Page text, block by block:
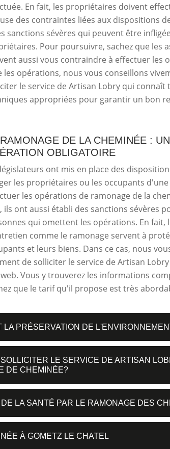
En fait, les propriétaires doivent
des contraintes liées aux dispositions
sanctions sévères qui peuvent être
Pour poursuivre, sachez que les
aussi vous contraindre à effectuer les
les opérations, nous vous conseillons
le service de Artisan Lobry qui connaît
appropriées pour garantir un bon
DE LA CHEMINÉE :
OBLIGATOIRE
ont mis en place des
les propriétaires ou les occupants
les opérations de ramonage de la
ils ont aussi établi des sanctions sévères
qui omettent les opérations. En fait,
comme le ramonage servent à
et leurs biens. Dans ce cas, nous
de solliciter le service de Artisan
Vous y trouverez les informations
que le tarif qu'il propose est très
LA PRÉSERVATION DE
LE SERVICE DE ARTISAN
DE CHEMINÉE?
LA SANTÉ PAR LE RAMONAGE DES
À GOMETZ LE CHATEL